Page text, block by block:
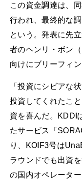
この資金調達は、
行われ、最終的な
という。発表に先
者のヘンリ・ボン
向けにブリーフィン
「投資にシビアな
投資してくれたこ
資を喜んだ。KDDI
たサービス「
り、KOIF3号は
ラウンドでも出資
の国内オペレータ